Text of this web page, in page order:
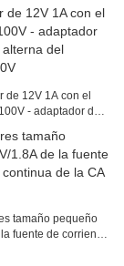
de 12V 1A con el
- adaptador de
240V
tamaño pequeño
fuente de corriente